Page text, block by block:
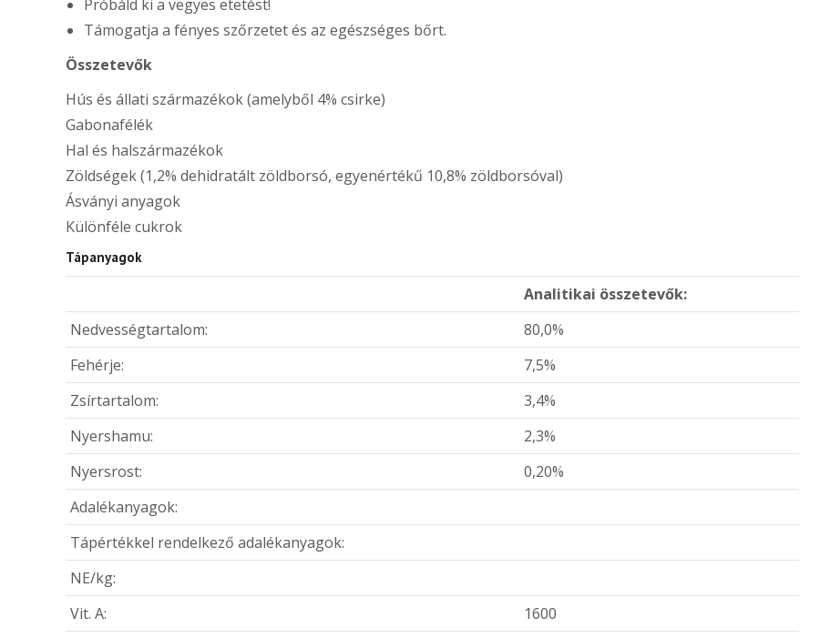
Próbáld ki a vegyes etetést!
Támogatja a fényes szőrzetet és az egészséges bőrt.
Összetevők
Hús és állati származékok (amelyből 4% csirke)
Gabonafélék
Hal és halszármazékok
Zöldségek (1,2% dehidratált zöldborsó, egyenértékű 10,8% zöldborsóval)
Ásványi anyagok
Különféle cukrok
Tápanyagok
Analitikai összetevők:
Nedvességtartalom:
80,0%
Fehérje:
7,5%
Zsírtartalom:
3,4%
Nyershamu:
2,3%
Nyersrost:
0,20%
Adalékanyagok:
Tápértékkel rendelkező adalékanyagok:
NE/kg:
Vit. A:
1600